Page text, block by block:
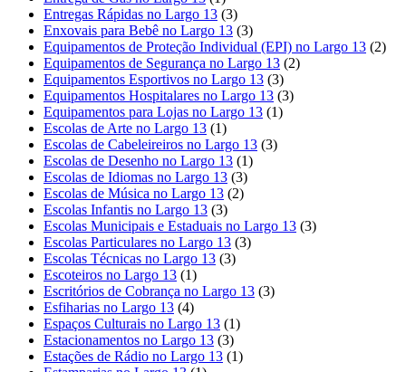
Entregas Rápidas no Largo 13 (3)
Enxovais para Bebê no Largo 13 (3)
Equipamentos de Proteção Individual (EPI) no Largo 13 (2)
Equipamentos de Segurança no Largo 13 (2)
Equipamentos Esportivos no Largo 13 (3)
Equipamentos Hospitalares no Largo 13 (3)
Equipamentos para Lojas no Largo 13 (1)
Escolas de Arte no Largo 13 (1)
Escolas de Cabeleireiros no Largo 13 (3)
Escolas de Desenho no Largo 13 (1)
Escolas de Idiomas no Largo 13 (3)
Escolas de Música no Largo 13 (2)
Escolas Infantis no Largo 13 (3)
Escolas Municipais e Estaduais no Largo 13 (3)
Escolas Particulares no Largo 13 (3)
Escolas Técnicas no Largo 13 (3)
Escoteiros no Largo 13 (1)
Escritórios de Cobrança no Largo 13 (3)
Esfiharias no Largo 13 (4)
Espaços Culturais no Largo 13 (1)
Estacionamentos no Largo 13 (3)
Estações de Rádio no Largo 13 (1)